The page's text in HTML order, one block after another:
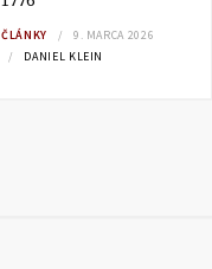
ČLÁNKY
9. MARCA 2026
DANIEL KLEIN